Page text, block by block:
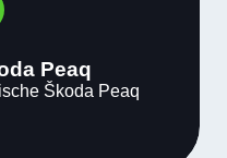
Peaq
Škoda Peaq